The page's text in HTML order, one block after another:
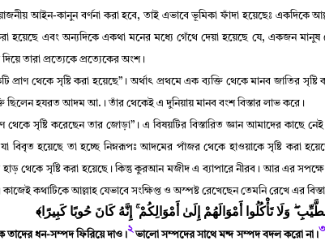
আইন-কানুন বর্ণনা করা হবে,তাই এভাবে ভূমিকা ফাঁদা হয়েছেঃ একদিকে
হয়েছে এবং অন্যদিকে একথা মনের মধ্যে গেঁথে দেয়া হয়েছে যে, একজন মানুষ
তারা প্রত্যেকে প্রত্যেকের অংশ।
প্রাণ থেকে সৃষ্টি করা হয়েছে” । অর্থাৎ প্রথমে এক ব্যক্তি থেকে মানব জাতির সৃষ্টি
ছিলেন হযরত আদম আ. ।তাঁর থেকেই এ দুনিয়ায় মানব বংশ বিস্তার লাভ করে ।
থেকে সৃষ্টি করেছেন তার জোড়া” । এ বিষয়টির বিস্তারিত জ্ঞান আমাদের কাছে নেই
বিবৃত হয়েছে তা হচ্ছে নিম্নরূপঃ আদমের পাঁজর থেকে হাওয়াকে সৃষ্টি করা
থেকে সৃষ্টি করা হয়েছে।কিন্তু কুরআন মজীদ এ ব্যাপারে নীরব । আর এর সপক্ষে
কাজেই কথাটিকে আল্লাহ যেভাবে সংক্ষিপ্ত ও অস্পষ্ট রেখেছেন তেমনি রেখে এর
وَلَا تَأْكُلُوا أَمْوَالَهُمْ إِلَىٰ أَمْوَالِكُمْ ۚ إِنَّهُ كَانَ حُوبًا كَبِيرًا﴾
তাদের ধন-সম্পদ ফিরিয়ে দাও ।২ ভালো সম্পদের সাথে মন্দ সম্পদ বদল করো না।৩